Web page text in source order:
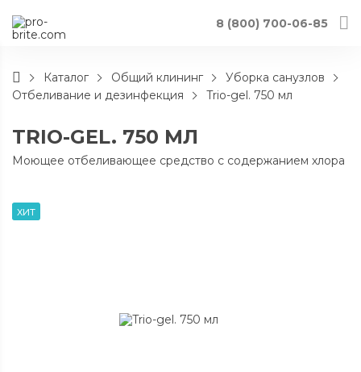
8 (800) 700-06-85
Каталог Общий клининг
Уборка санузлов
Отбеливание и дезинфекция
Trio-gel. 750 мл
TRIO-GEL. 750 МЛ
Моющее отбеливающее средство с содержанием хлора
хит